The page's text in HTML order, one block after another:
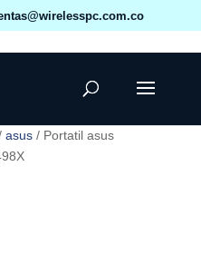
asus/ Portatil asus